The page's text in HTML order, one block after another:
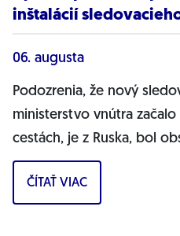
inštalácií
06. augusta
Podozrenia, že nový
ministerstvo vnútra
cestách, je z Ruska, bol
firmu a môže ohrozovať
ČÍTAŤ VIAC